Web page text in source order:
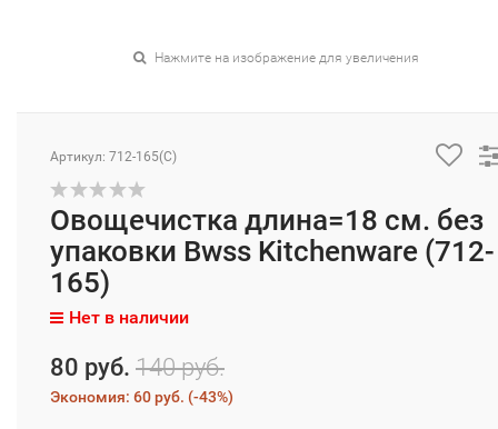
Нажмите на изображение для увеличения
Артикул: 712-165(C)
Овощечистка длина=18 см. без
упаковки Bwss Kitchenware (712-
165)
Нет в наличии
80 руб. 140 руб.
Экономия: 60 руб. (-43%)